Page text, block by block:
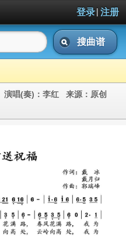
登录| 注册
搜曲谱
演唱(奏)： 李红 来源： 原创